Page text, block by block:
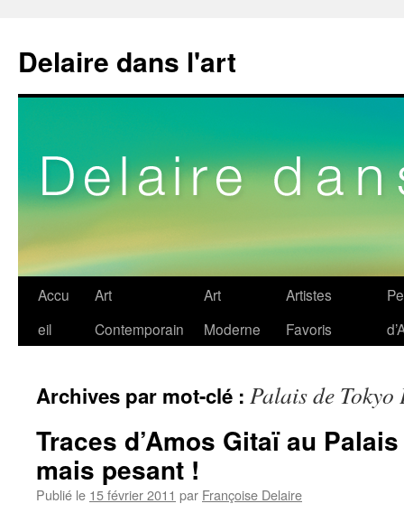
Delaire dans l'art
Aller
Accu
eil
Art
Contemporain
Art
Moderne
Artistes
Favoris
Archives par mot-clé : Palais de Tokyo
Traces d’Amos Gitaï au
mais pesant !
Publié le 15 février 2011 par Françoise Delaire